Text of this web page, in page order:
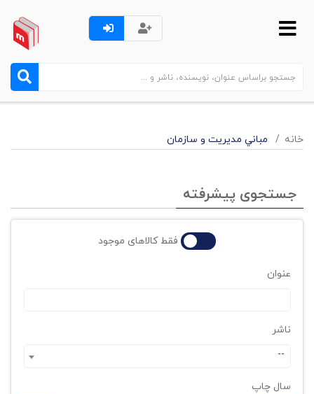
خانه مباني مديريت و سازمان
جستجوی پیشرفته
فقط کالاهای موجود
عنوان
ناشر
--
سال چاپ